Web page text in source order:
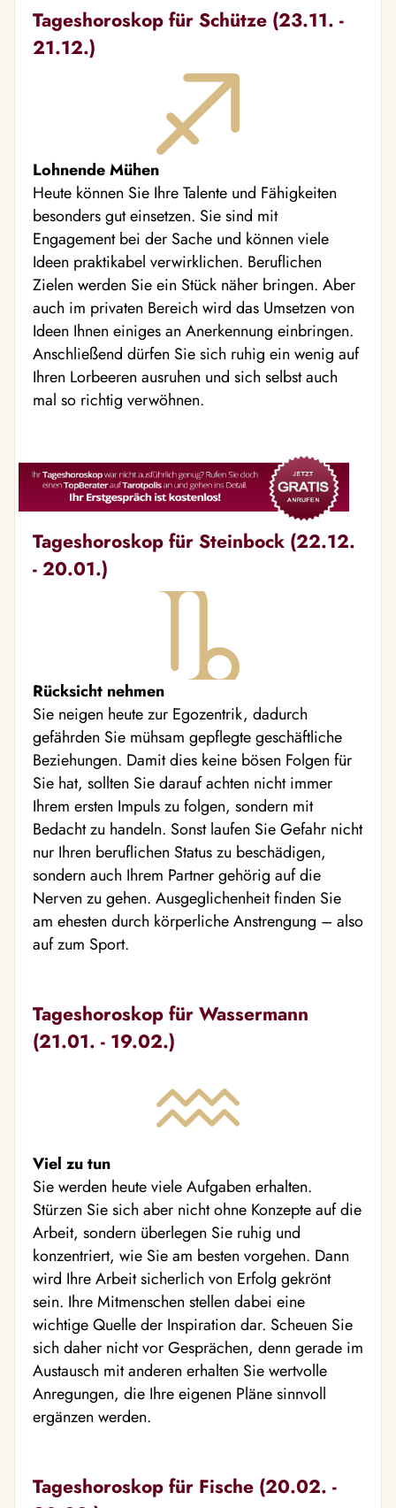
Tageshoroskop für Schütze (23.11. -
21.12.)
Lohnende Mühen
Heute können Sie Ihre Talente und Fähigkeiten
besonders gut einsetzen. Sie sind mit
Engagement bei der Sache und können viele
Ideen praktikabel verwirklichen. Beruflichen
Zielen werden Sie ein Stück näher bringen. Aber
auch im privaten Bereich wird das Umsetzen von
Ideen Ihnen einiges an Anerkennung einbringen.
Anschließend dürfen Sie sich ruhig ein wenig auf
Ihren Lorbeeren ausruhen und sich selbst auch
mal so richtig verwöhnen.
Tageshoroskop für Steinbock (22.12.
- 20.01.)
Rücksicht nehmen
Sie neigen heute zur Egozentrik, dadurch
gefährden Sie mühsam gepflegte geschäftliche
Beziehungen. Damit dies keine bösen Folgen für
Sie hat, sollten Sie darauf achten nicht immer
Ihrem ersten Impuls zu folgen, sondern mit
Bedacht zu handeln. Sonst laufen Sie Gefahr nicht
nur Ihren beruflichen Status zu beschädigen,
sondern auch Ihrem Partner gehörig auf die
Nerven zu gehen. Ausgeglichenheit finden Sie
am ehesten durch körperliche Anstrengung – also
auf zum Sport.
Tageshoroskop für Wassermann
(21.01. - 19.02.)
Viel zu tun
Sie werden heute viele Aufgaben erhalten.
Stürzen Sie sich aber nicht ohne Konzepte auf die
Arbeit, sondern überlegen Sie ruhig und
konzentriert, wie Sie am besten vorgehen. Dann
wird Ihre Arbeit sicherlich von Erfolg gekrönt
sein. Ihre Mitmenschen stellen dabei eine
wichtige Quelle der Inspiration dar. Scheuen Sie
sich daher nicht vor Gesprächen, denn gerade im
Austausch mit anderen erhalten Sie wertvolle
Anregungen, die Ihre eigenen Pläne sinnvoll
ergänzen werden.
Tageshoroskop für Fische (20.02. -